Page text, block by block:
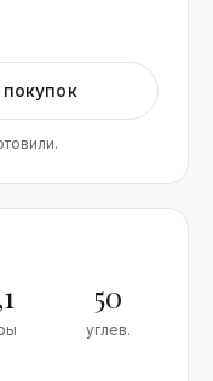
50
углев.